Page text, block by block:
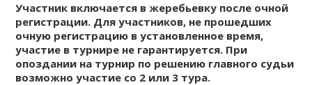
Участник включается в жеребьевку после очной
регистрации. Для участников, не прошедших
очную регистрацию в установленное время,
участие в турнире не гарантируется. При
опоздании на турнир по решению главного судьи
возможно участие со 2 или 3 тура.